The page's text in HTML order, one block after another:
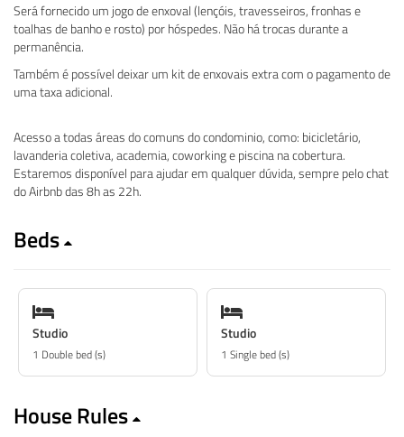
Será fornecido um jogo de enxoval (lençóis, travesseiros, fronhas e
toalhas de banho e rosto) por hóspedes. Não há trocas durante a
permanência.
Também é possível deixar um kit de enxovais extra com o pagamento de
uma taxa adicional.
Acesso a todas áreas do comuns do condominio, como: bicicletário,
lavanderia coletiva, academia, coworking e piscina na cobertura.
Estaremos disponível para ajudar em qualquer dúvida, sempre pelo chat
do Airbnb das 8h as 22h.
Beds
Studio
1 Double bed (s)
Studio
1 Single bed (s)
House Rules